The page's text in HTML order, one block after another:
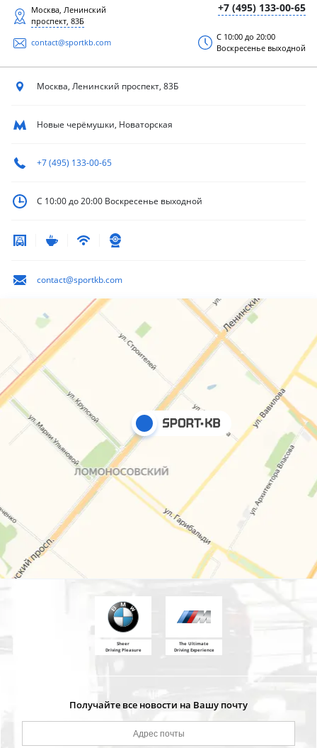
+7 (495) 133-00-65
Москва, Ленинский
проспект, 83Б
contact@sportkb.com
С 10:00 до 20:00
Воскресенье выходной
Москва, Ленинский проспект, 83Б
Новые черёмушки, Новаторская
+7 (495) 133-00-65
С 10:00 до 20:00 Воскресенье выходной
contact@sportkb.com
Sheer
Driving Pleasure
The Ultimate
Driving Experience
Получайте все новости на Вашу почту